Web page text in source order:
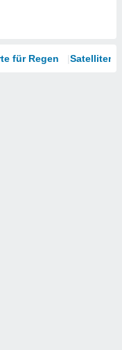
für Regen Satelliten